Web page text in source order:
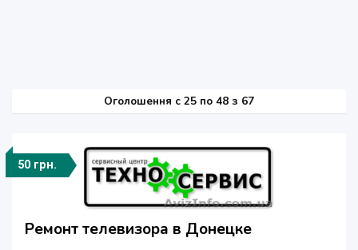
Оголошення c 25 по 48 з 67
50 грн.
Ремонт телевизора в Донецке